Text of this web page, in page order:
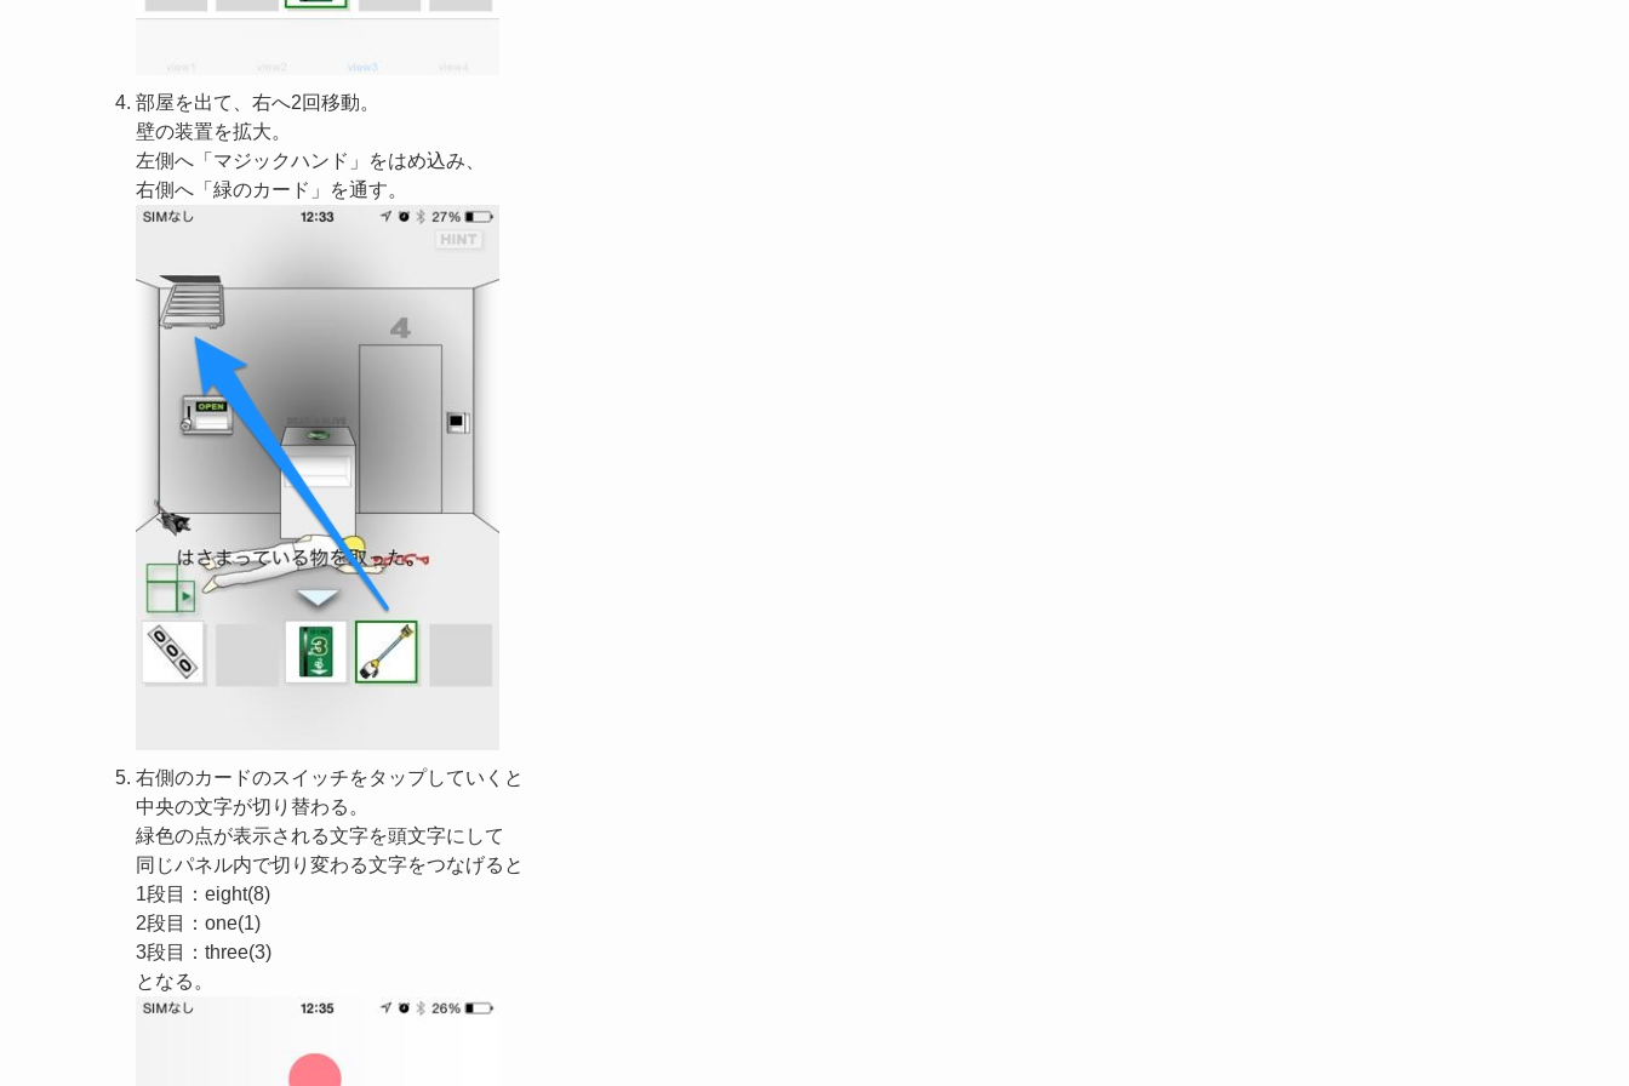
部屋を出て、右へ2回移動。
壁の装置を拡大。
左側へ「マジックハンド」をはめ込み、
右側へ「緑のカード」を通す。
右側のカードのスイッチをタップしていくと
中央の文字が切り替わる。
緑色の点が表示される文字を頭文字にして
同じパネル内で切り変わる文字をつなげると
1段目：eight(8)
2段目：one(1)
3段目：three(3)
となる。